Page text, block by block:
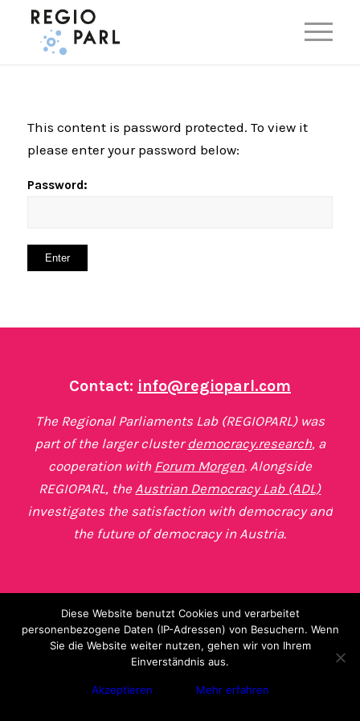
This content is password protected. To view it
please enter your password below:
Password:
Contact: info@regioparl.com
The Regional Parliaments Lab (REGIOPARL) was
part of the larger clusterdemocracy.research, a
cooperation with Forum Morgen. Alongside
REGIOPARL, the Austrian Democracy Lab (ADL)
investigates the satisfaction with democracy and
the future of democracy in Austria.
© Copyright -Regional Parliaments
Privacy Policy|Webdesign from Vienna
Ameisenhaufen.at
Diese Website benutzt Cookies und verarbeitet
personenbezogene Daten (IP-Adressen) von Besuchern. Wenn
Sie die Website weiter nutzen, gehen wir von Ihrem
Einverständnis aus.
Akzeptieren Mehr erfahren